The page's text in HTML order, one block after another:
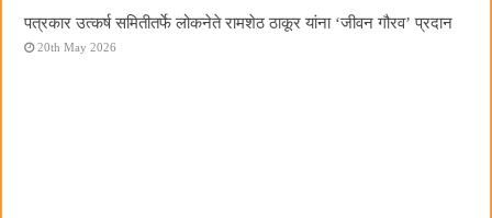
पत्रकार उत्कर्ष समितीतर्फे लोकनेते रामशेठ ठाकूर यांना ‌‘जीवन गौरव‌’ प्रदान
20th May 2026